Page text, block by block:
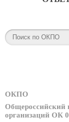
ОКПО
Общероссийский
организаций ОК